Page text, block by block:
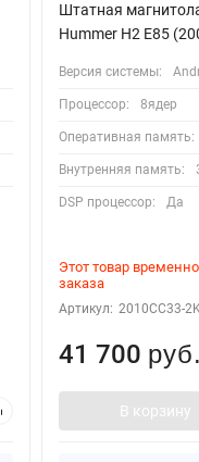
Штатная
Hummer H2 E85
Версия системы:
Процессор: 8ядер
Оперативная память:
Внутренняя память:
DSP процессор: Да
Этот товар
заказа
Артикул: 2010CC33-
41 700 руб.
В корзину